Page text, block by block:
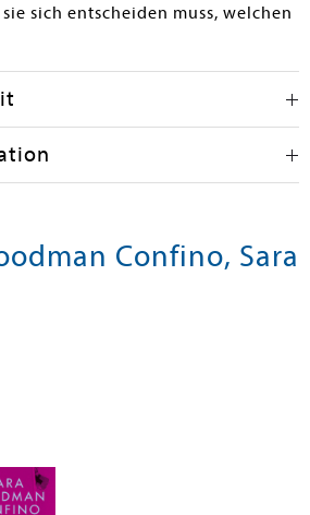
sich entscheiden muss, welchen
Confino, Sara